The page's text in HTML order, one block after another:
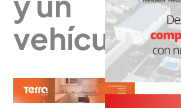
vehículo